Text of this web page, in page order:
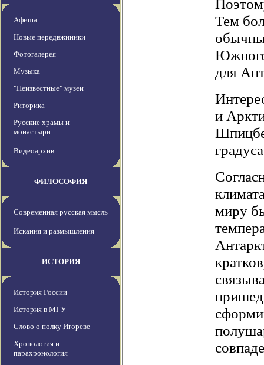
Афиша
Новые передвжиники
Фотогалерея
Музыка
"Неизвестные" музеи
Риторика
Русские храмы и
монастыри
Видеоархив
ФИЛОСОФИЯ
Современная русская мысль
Искания и размышления
ИСТОРИЯ
История России
История в МГУ
Слово о полку Игореве
Хронология и
парахронология
Тем
Южного
для
и
миру